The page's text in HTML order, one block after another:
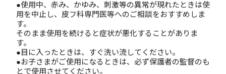
●使用中、赤み、かゆみ、刺激等の異常が現れたときは使
用を中止し、皮フ科専門医等へのご相談をおすすめしま
す。
そのまま使用を続けると症状が悪化することがありま
す。
●目に入ったときは、すぐ洗い流してください。
●お子さまがご使用になるときは、必ず保護者の監督のも
とで使用させてください。